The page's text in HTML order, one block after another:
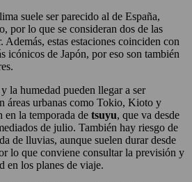
suele ser parecido al de España,
por lo que se consideran dos de las
Además, estas estaciones coinciden con
icónicos de Japón, por eso son también
la humedad pueden llegar a ser
áreas urbanas como Tokio, Kioto y
la temporada de tsuyu, que va desde
de julio. También hay riesgo de
de lluvias, aunque suelen durar desde
lo que conviene consultar la previsión y
en los planes de viaje.